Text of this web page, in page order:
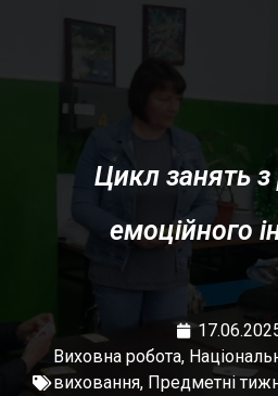
Цикл занять з
емоційного
Виховна робота,
виховання, Предметні